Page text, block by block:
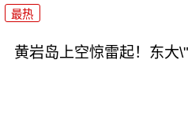
最热
黄岩岛上空惊雷起！东大